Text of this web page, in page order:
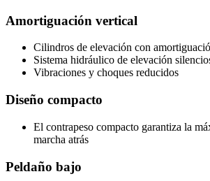
Amortiguación vertical
Cilindros de elevación con
Sistema hidráulico de elevación
Vibraciones y choques reducidos
Diseño compacto
El contrapeso compacto garantiza la
marcha atrás
Peldaño bajo